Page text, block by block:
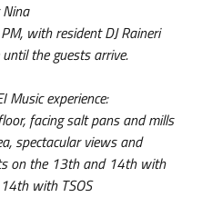
with resident DJ Raineri
the guests arrive.
Music experience:
facing salt pans and mills
spectacular views and
on the 13th and 14th with
with TSOS